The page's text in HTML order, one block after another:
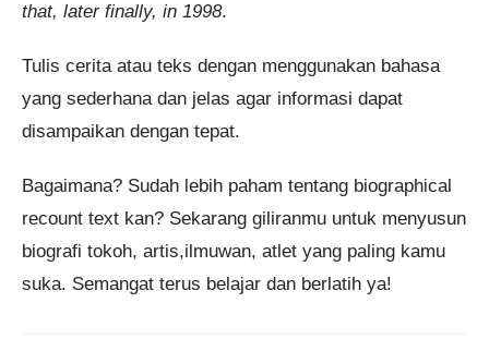
that, later finally, in 1998.
Tulis cerita atau teks dengan menggunakan bahasa
yang sederhana dan jelas agar informasi dapat
disampaikan dengan tepat.
Bagaimana? Sudah lebih paham tentang biographical
recount text kan? Sekarang giliranmu untuk menyusun
biografi tokoh, artis,ilmuwan, atlet yang paling kamu
suka. Semangat terus belajar dan berlatih ya!